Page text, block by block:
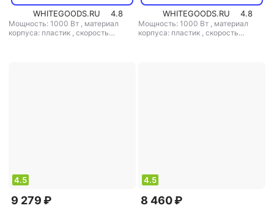
WHITEGOODS.RU
4.8
Мощность: 1000 Вт , материал
корпуса: пластик , скорость
WHITEGOODS.RU
4.8
Мощность: 1000 Вт , материал
корпуса: пластик , скорость
4.5
9 279 ₽
4.5
8 460 ₽